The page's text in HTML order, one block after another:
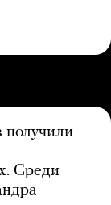
получили
Среди